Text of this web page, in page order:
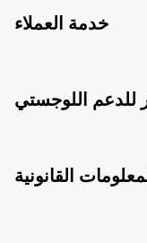
خدمة العملاء
للدعم اللوجستي
القانونية